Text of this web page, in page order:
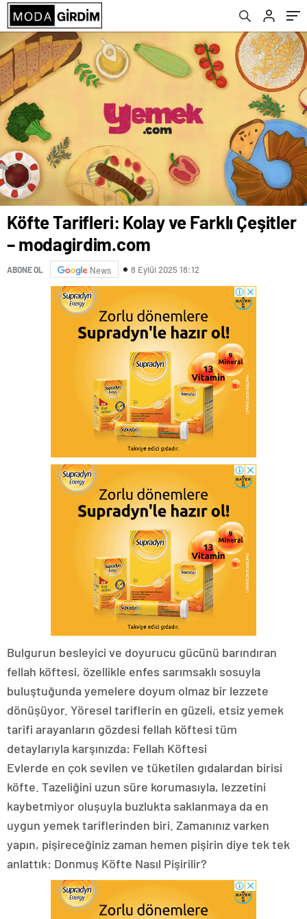
Köfte Tarifleri: Kolay ve Farklı Çeşitler
– modagirdim.com
ABONE OL News 8 Eylül 2025 18:12
Bulgurun besleyici ve doyurucu gücünü barındıran
fellah köftesi, özellikle enfes sarımsaklı sosuyla
buluştuğunda yemelere doyum olmaz bir lezzete
dönüşüyor. Yöresel tariflerin en güzeli, etsiz yemek
tarifi arayanların gözdesi fellah köftesi tüm
detaylarıyla karşınızda: Fellah Köftesi
Evlerde en çok sevilen ve tüketilen gıdalardan birisi
köfte. Tazeliğini uzun süre korumasıyla, lezzetini
kaybetmiyor oluşuyla buzlukta saklanmaya da en
uygun yemek tariflerinden biri. Zamanınız varken
yapın, pişireceğiniz zaman hemen pişirin diye tek tek
anlattık: Donmuş Köfte Nasıl Pişirilir?